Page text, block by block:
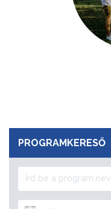
PROGRAMKERESŐ